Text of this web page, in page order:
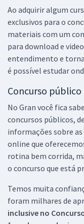
Ao adquirir algum
exclusivos para o
materiais com um
para download e
entendimento e
é possível estudar
Concurso público
No Gran você fica
concursos públicos,
informações sobre as
online que
rotina bem corrida,
o concurso que está
Temos muita
foram milhares de
inclusive no